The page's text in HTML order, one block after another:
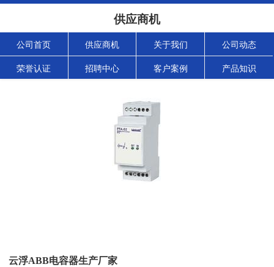
供应商机
公司首页 供应商机 关于我们 公司动态
荣誉认证 招聘中心 客户案例 产品知识
云浮ABB电容器生产厂家